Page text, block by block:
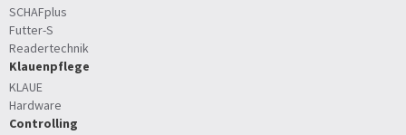
SCHAFplus
Futter-S
Readertechnik
Klauenpflege
KLAUE
Hardware
Controlling